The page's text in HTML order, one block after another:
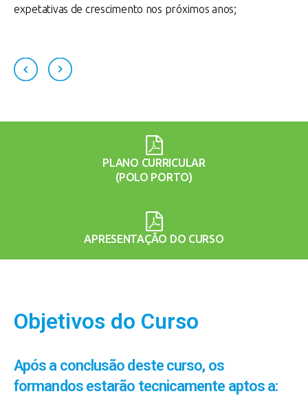
expetativas de crescimento nos próximos anos;
PLANO CURRICULAR
(POLO PORTO)
APRESENTAÇÃO DO CURSO
Objetivos do Curso
Após a conclusão deste curso, os
formandos estarão tecnicamente aptos a: